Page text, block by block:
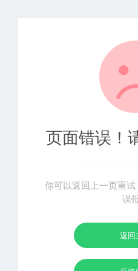
页面错误！
你可以返回上一页重
误
返回